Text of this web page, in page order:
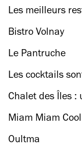
Les meilleurs
Bistro Volnay
Le Pantruche
Les cocktails
Direction
Chalet des Îles :
bucoliques de
Miam Miam Cool
Oultma